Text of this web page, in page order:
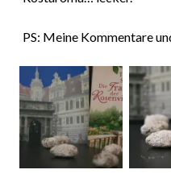
PS: Meine Kommentare